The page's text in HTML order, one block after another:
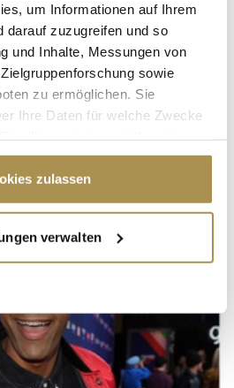
um Informationen auf Ihrem
darauf zuzugreifen und so
und Inhalte, Messungen von
sowie
zu ermöglichen. Sie
Ihre Daten für welche Zwecke
Klicken auf das Privacy
widerrufen
Ihre geografische Lage
auf einige Meter genau sein
(Fingerprinting) identifizieren
wie Ihre persönlichen Daten
legen Sie Ihre Präferenzen im
zulassen
verwalten